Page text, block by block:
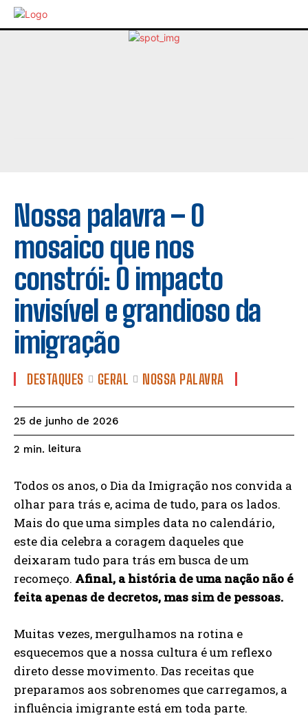
Nossa palavra – O
mosaico que nos
constrói: O impacto
invisível e grandioso da
imigração
DESTAQUES GERAL NOSSA PALAVRA
25 de junho de 2026
2 min. leitura
Todos os anos, o Dia da Imigração nos convida a
olhar para trás e, acima de tudo, para os lados.
Mais do que uma simples data no calendário,
este dia celebra a coragem daqueles que
deixaram tudo para trás em busca de um
recomeço. Afinal, a história de uma nação não é
feita apenas de decretos, mas sim de pessoas.
Muitas vezes, mergulhamos na rotina e
esquecemos que a nossa cultura é um reflexo
direto desse movimento. Das receitas que
preparamos aos sobrenomes que carregamos, a
influência imigrante está em toda parte.